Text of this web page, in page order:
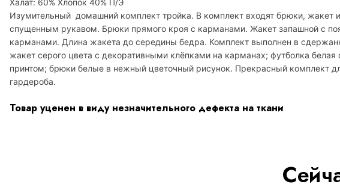
Изумительный домашний комплект тройка. В комплект входят брюки, жакет
спущенным рукавом. Брюки прямого кроя с карманами. Жакет запашной с
карманами. Длина жакета до середины бедра. Комплект выполнен в
жакет серого цвета с декоративными клёпками на карманах; футболка
принтом; брюки белые в нежный цветочный рисунок. Прекрасный комплект
гардероба.
Товар уценен в виду незначительного дефекта на ткани